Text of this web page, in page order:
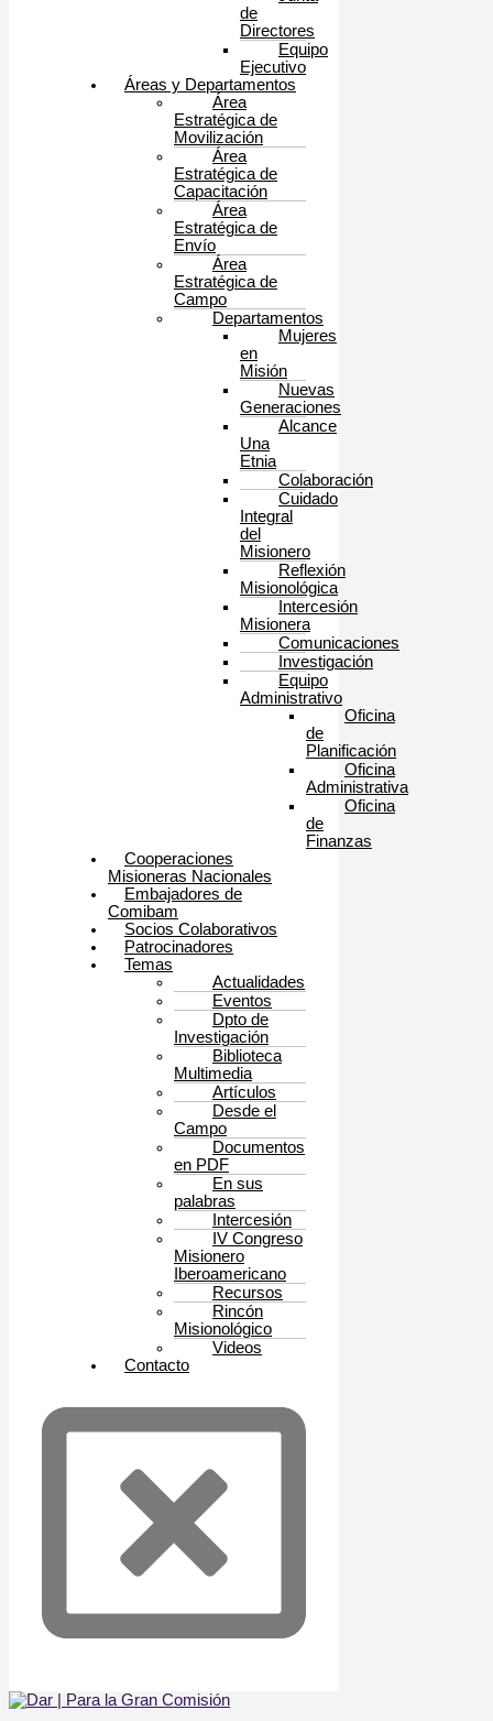
de
Directores
Equipo
Ejecutivo
Áreas y Departamentos
Área
Estratégica de
Movilización
Área
Estratégica de
Capacitación
Área
Estratégica de
Envío
Área
Estratégica de
Campo
Departamentos
Mujeres
en
Misión
Nuevas
Generaciones
Alcance
Una
Etnia
Colaboración
Cuidado
Integral
del
Misionero
Reflexión
Misionológica
Intercesión
Misionera
Comunicaciones
Investigación
Equipo
Administrativo
Oficina
de
Planificación
Oficina
Administrativa
Oficina
de
Finanzas
Cooperaciones
Misioneras Nacionales
Embajadores de
Comibam
Socios Colaborativos
Patrocinadores
Temas
Actualidades
Eventos
Dpto de
Investigación
Biblioteca
Multimedia
Artículos
Desde el
Campo
Documentos
en PDF
En sus
palabras
Intercesión
IV Congreso
Misionero
Iberoamericano
Recursos
Rincón
Misionológico
Videos
Contacto